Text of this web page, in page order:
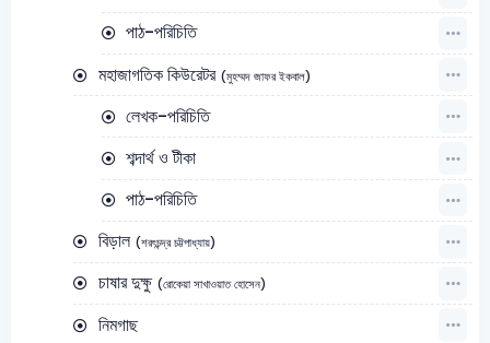
পাঠ-পরিচিতি
মহাজাগতিক কিউরেটর (মুহম্মদ জাফর ইকবাল)
লেখক-পরিচিতি
শব্দার্থ ও টীকা
পাঠ-পরিচিতি
বিড়াল (শরৎচন্দ্র চট্টপাধ্যায়)
চাষার দুক্ষু (রোকেয়া সাখাওয়াত হোসেন)
নিমগাছ